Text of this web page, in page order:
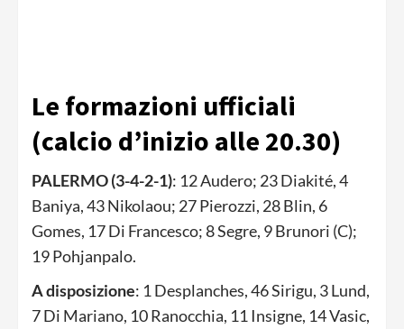
Le formazioni ufficiali
(calcio d’inizio alle 20.30)
PALERMO (3-4-2-1): 12 Audero; 23 Diakité, 4
Baniya, 43 Nikolaou; 27 Pierozzi, 28 Blin, 6
Gomes, 17 Di Francesco; 8 Segre, 9 Brunori (C);
19 Pohjanpalo.
A disposizione: 1 Desplanches, 46 Sirigu, 3 Lund,
7 Di Mariano, 10 Ranocchia, 11 Insigne, 14 Vasic,